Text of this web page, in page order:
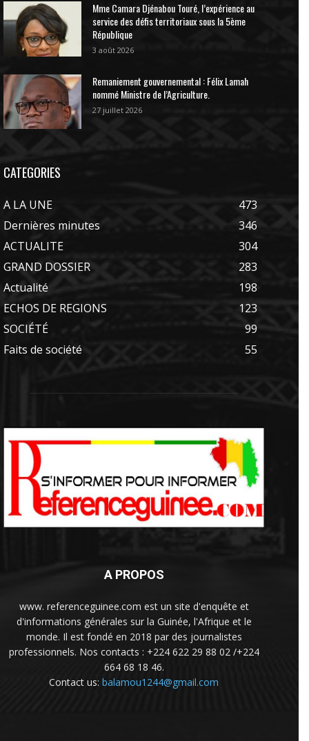
Mme Camara Djénabou Touré, l’expérience au
service des défis territoriaux sous la 5ème
République
3 août 2026
Remaniement gouvernemental : Félix Lamah
nommé Ministre de l’Agriculture.
27 juillet 2026
CATEGORIES
A LA UNE
473
Dernières minutes
346
ACTUALITE
304
GRAND DOSSIER
283
Actualité
198
ECHOS DE REGIONS
123
SOCIÉTÉ
99
Faits de société
55
A PROPOS
www. referenceguinee.com est un site d'enquête et
d'informations générales sur la Guinée, l'Afrique et le
monde. Il est fondé en 2018 par des journalistes
professionnels. Nos contacts : +224 622 29 88 02 /+224
664 68 18 46.
Contact us: balamou1244@gmail.com